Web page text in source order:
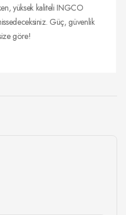
yüksek kaliteli INGCO
Güç, güvenlik
göre!